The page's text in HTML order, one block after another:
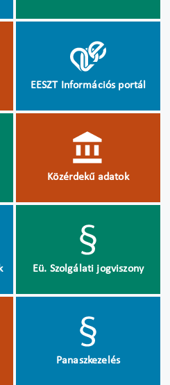
EESZT Információs portál
Közérdekű adatok
Eü. Szolgálati jogviszony
Panaszkezelés